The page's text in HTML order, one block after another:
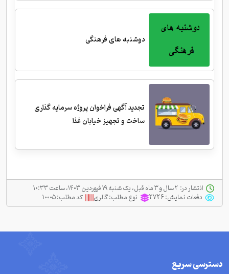
دوشنبه های فرهنگی
تجدید آگهی فراخوان پروژه سرمایه گذاری
ساخت و تجهیز خیابان غذا
انتشار در:
دفعات نمایش:2726 نوع مطلب:گالری کد مطلب:۱۰۰۰۵
دسترسی سریع